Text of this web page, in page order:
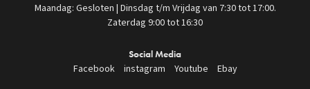
Maandag: Gesloten | Dinsdag t/m Vrijdag van 7:30 tot 17:00.
Zaterdag 9:00 tot 16:30
Social Media
Facebook instagram Youtube Ebay